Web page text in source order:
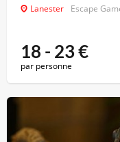
Lanester Escape
18 - 23€
par personne